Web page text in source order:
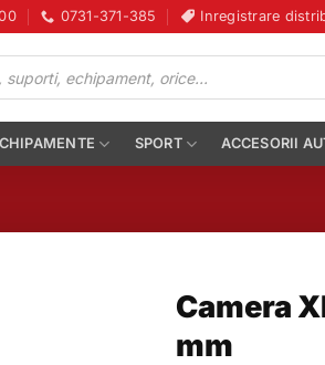
0731-371-385 Inregistrare
SPORT ACCESORII
Camera
mm